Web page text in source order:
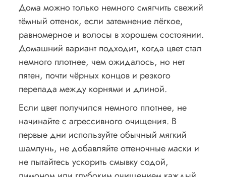
Дома можно только немного смягчить свежий
тёмный оттенок, если затемнение лёгкое,
равномерное и волосы в хорошем состоянии.
Домашний вариант подходит, когда цвет стал
немного плотнее, чем ожидалось, но нет
пятен, почти чёрных концов и резкого
перепада между корнями и длиной.
Если цвет получился немного плотнее, не
начинайте с агрессивного очищения. В
первые дни используйте обычный мягкий
шампунь, не добавляйте оттеночные маски и
не пытайтесь ускорить смывку содой,